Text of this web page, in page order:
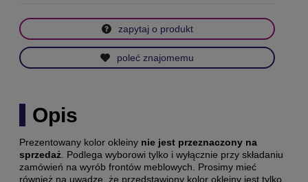
zapytaj o produkt
poleć znajomemu
Opis
Prezentowany kolor okleiny nie jest przeznaczony na
sprzedaż . Podlega wyborowi tylko i wyłącznie przy składaniu
zamówień na wyrób frontów meblowych. Prosimy mieć
również na uwadze, że przedstawiony kolor okleiny jest tylko